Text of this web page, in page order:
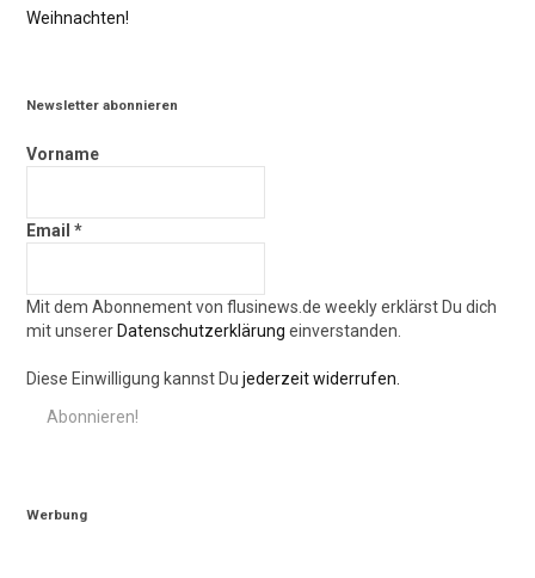
Weihnachten!
Newsletter abonnieren
Vorname
Email *
Mit dem Abonnement von flusinews.de weekly erklärst Du dich
mit unsererDatenschutzerklärung einverstanden.
Diese Einwilligung kannst Du jederzeit widerrufen.
Werbung